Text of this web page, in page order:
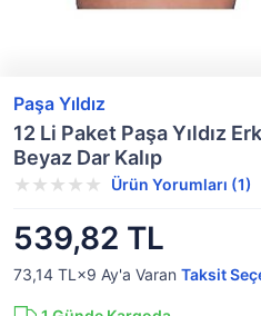
Paşa Yıldız
12 Li Paket Paşa Yıldız
Beyaz Dar Kalıp
Ürün Yorumları (1)
539,82 TL
73,14 TL×9 Ay'a Varan Taksit